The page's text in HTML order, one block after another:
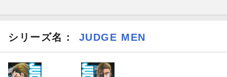
シリーズ名： JUDGE MEN